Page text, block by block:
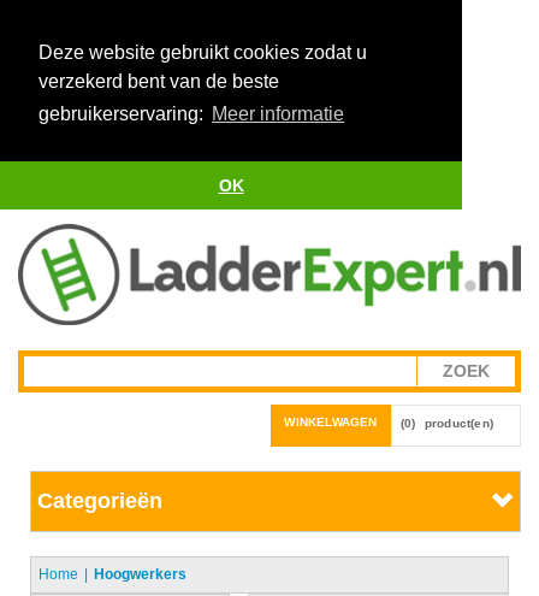
Deze website gebruikt cookies zodat u
verzekerd bent van de beste
gebruikerservaring: Meer informatie
OK
WINKELWAGEN (0) product(en)
Categorieën
Home
Hoogwerkers